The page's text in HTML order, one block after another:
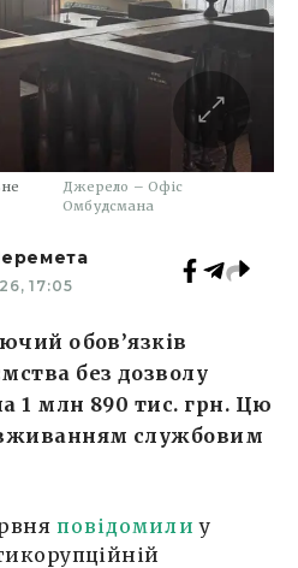
Джерело – Офіс
Омбудсмана
17:05
обов’язків
без дозволу
1 млн 890 тис. грн. Цю
службовим
повідомили у